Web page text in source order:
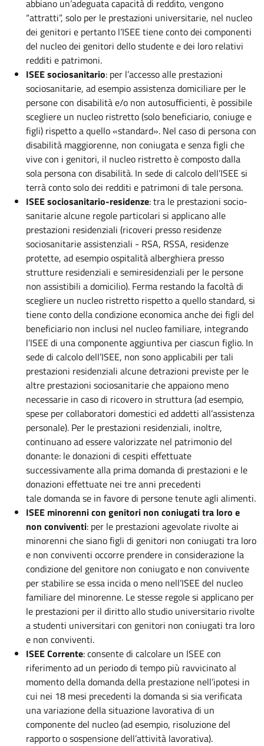
abbiano un’adeguata capacità di reddito, vengono
“attratti”, solo per le prestazioni universitarie, nel nucleo
dei genitori e pertanto l’ISEE tiene conto dei componenti
del nucleo dei genitori dello studente e dei loro relativi
redditi e patrimoni.
ISEE sociosanitario: per l’accesso alle prestazioni
sociosanitarie, ad esempio assistenza domiciliare per le
persone con disabilità e/o non autosufficienti, è possibile
scegliere un nucleo ristretto (solo beneficiario, coniuge e
figli) rispetto a quello «standard». Nel caso di persona con
disabilità maggiorenne, non coniugata e senza figli che
vive con i genitori, il nucleo ristretto è composto dalla
sola persona con disabilità. In sede di calcolo dell’ISEE si
terrà conto solo dei redditi e patrimoni di tale persona.
ISEE sociosanitario-residenze: tra le prestazioni socio-
sanitarie alcune regole particolari si applicano alle
prestazioni residenziali (ricoveri presso residenze
sociosanitarie assistenziali - RSA, RSSA, residenze
protette, ad esempio ospitalità alberghiera presso
strutture residenziali e semiresidenziali per le persone
non assistibili a domicilio). Ferma restando la facoltà di
scegliere un nucleo ristretto rispetto a quello standard, si
tiene conto della condizione economica anche dei figli del
beneficiario non inclusi nel nucleo familiare, integrando
l’ISEE di una componente aggiuntiva per ciascun figlio. In
sede di calcolo dell’ISEE, non sono applicabili per tali
prestazioni residenziali alcune detrazioni previste per le
altre prestazioni sociosanitarie che appaiono meno
necessarie in caso di ricovero in struttura (ad esempio,
spese per collaboratori domestici ed addetti all’assistenza
personale). Per le prestazioni residenziali, inoltre,
continuano ad essere valorizzate nel patrimonio del
donante: le donazioni di cespiti effettuate
successivamente alla prima domanda di prestazioni e le
donazioni effettuate nei tre anni precedenti
tale domanda se in favore di persone tenute agli alimenti.
ISEE minorenni con genitori non coniugati tra loro e
non conviventi: per le prestazioni agevolate rivolte ai
minorenni che siano figli di genitori non coniugati tra loro
e non conviventi occorre prendere in considerazione la
condizione del genitore non coniugato e non convivente
per stabilire se essa incida o meno nell’ISEE del nucleo
familiare del minorenne. Le stesse regole si applicano per
le prestazioni per il diritto allo studio universitario rivolte
a studenti universitari con genitori non coniugati tra loro
e non conviventi.
ISEE Corrente: consente di calcolare un ISEE con
riferimento ad un periodo di tempo più ravvicinato al
momento della domanda della prestazione nell’ipotesi in
cui nei 18 mesi precedenti la domanda si sia verificata
una variazione della situazione lavorativa di un
componente del nucleo (ad esempio, risoluzione del
rapporto o sospensione dell’attività lavorativa).